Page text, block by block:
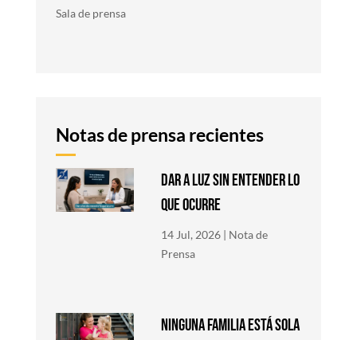
Sala de prensa
DAR A LUZ SIN ENTENDER LO
QUE OCURRE
14 Jul, 2026 | Nota de
Prensa
NINGUNA FAMILIA ESTÁ SOLA
Notas de prensa recientes